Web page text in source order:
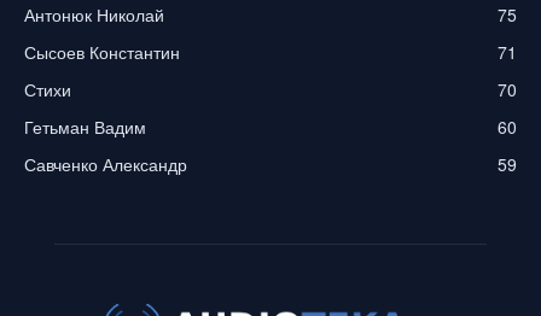
Антонюк Николай
75
Сысоев Константин
71
Стихи
70
Гетьман Вадим
60
Савченко Александр
59